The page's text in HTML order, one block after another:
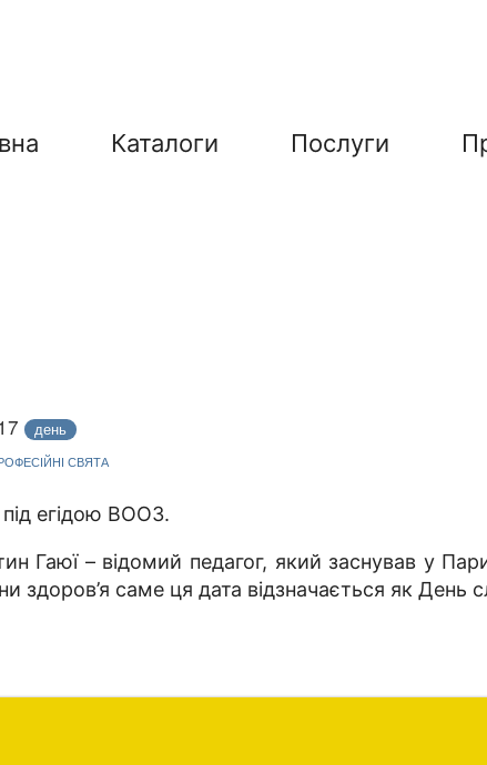
Каталоги Послуги
день
СВЯТА
егідою ВООЗ.
Гаюї – відомий педагог, який заснував у
здоров’я саме ця дата відзначається як День